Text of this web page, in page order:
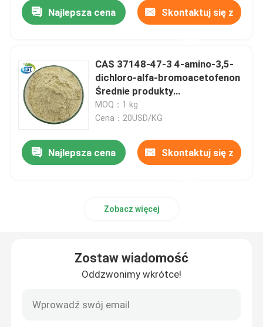
Najlepsza cena Skontaktuj się z
CAS 37148-47-3 4-amino-3,5-
dichloro-alfa-bromoacetofenon
Średnie produkty
farmaceutyczne Żółty proszek
MOQ：1 kg
Cena：20USD/KG
Najlepsza cena Skontaktuj się z
Zobacz więcej
Zostaw wiadomość
Oddzwonimy wkrótce!